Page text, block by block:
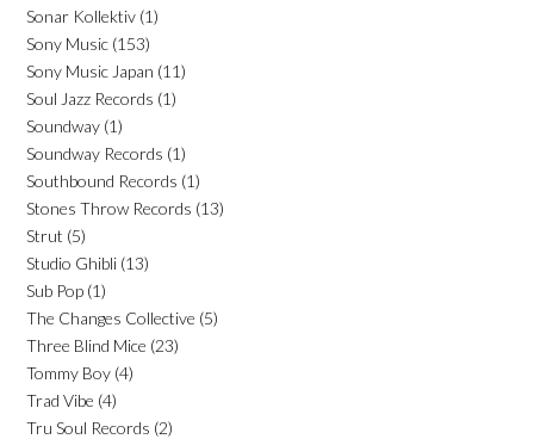
Sonar Kollektiv (1)
Sony Music (153)
Sony Music Japan (11)
Soul Jazz Records (1)
Soundway (1)
Soundway Records (1)
Southbound Records (1)
Stones Throw Records (13)
Strut (5)
Studio Ghibli (13)
Sub Pop (1)
The Changes Collective (5)
Three Blind Mice (23)
Tommy Boy (4)
Trad Vibe (4)
Tru Soul Records (2)